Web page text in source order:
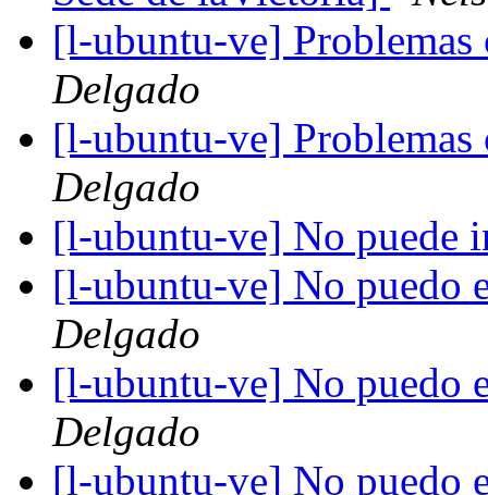
[l-ubuntu-ve]
Delgado
[l-ubuntu-ve]
Delgado
[l-ubuntu-ve] No puede
[l-ubuntu-ve] No puedo
Delgado
[l-ubuntu-ve] No puedo
Delgado
[l-ubuntu-ve] No puedo